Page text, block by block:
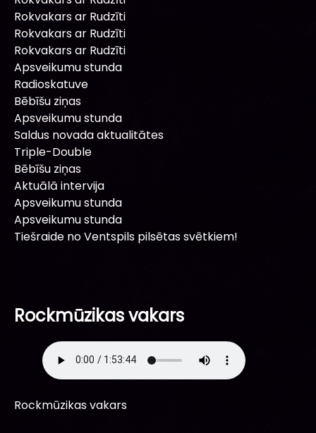
Rokvakars ar Rudzīti
Rokvakars ar Rudzīti
Rokvakars ar Rudzīti
Apsveikumu stunda
Radioskatuve
Bēbīšu ziņas
Apsveikumu stunda
Saldus novada aktualitātes
Triple-Double
Bēbīšu ziņas
Aktuālā intervija
Apsveikumu stunda
Apsveikumu stunda
Tiešraide no Ventspils pilsētas svētkiem!
Rockmūzikas vakars
Rockmūzikas vakars